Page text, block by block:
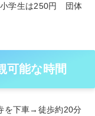
学生は250円 団体
可能な時間
を下車→徒歩約20分